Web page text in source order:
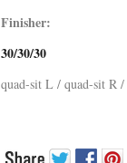
Finisher:
30/30/30
quad-sit L / quad-sit R